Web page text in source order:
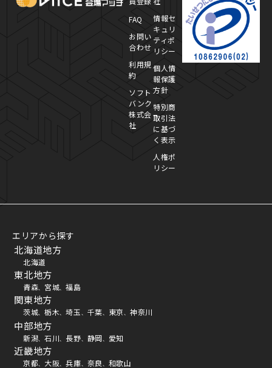
FAQ
お問い
合わせ
利用規
約
ソフト
バンク
株式会
社
情報セ
キュリ
ティポ
リシー
個人情
報保護
方針
特別商
取引法
に基づ
く表示
人権ポ
リシー
エリアから探す
北海道地方
北海道
東北地方
青森、 宮城、 福島
関東地方
茨城、 栃木、 埼玉、 千葉、 東京、 神奈川
中部地方
新潟、 石川、 長野、 静岡、 愛知
近畿地方
京都、 大阪、 兵庫、 奈良、 和歌山